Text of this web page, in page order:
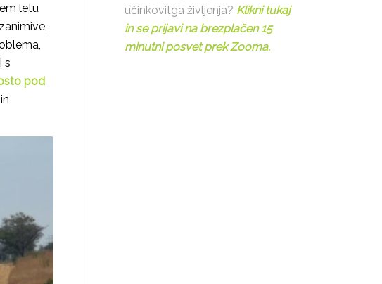
letu
s
pod
učinkovitga življenja? Klikni tukaj
in se prijavi na brezplačen 15
minutni posvet prek Zooma.